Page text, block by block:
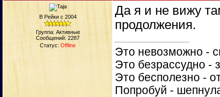
В Рейки с 2004
Группа: Активные
Сообщений: 2287
Статус: Offline
Да я и не вижу
продолжения.
Это невозможно -
Это безрассудно -
Это бесполезно -
Попробуй -